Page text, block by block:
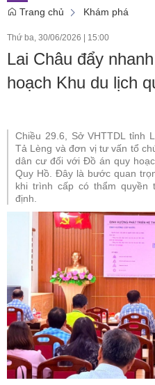
Trang chủ Khám phá
Thứ ba, 30/06/2026 15:00
Lai Châu đẩy
hoạch Khu du lịch
Chiều 29.6, Sở VHTTDL tỉnh
Tả Lèng và đơn vị tư vấn tổ
dân cư đối với Đồ án quy
Quy Hồ. Đây là bước quan
khi trình cấp có thẩm quyền
định.